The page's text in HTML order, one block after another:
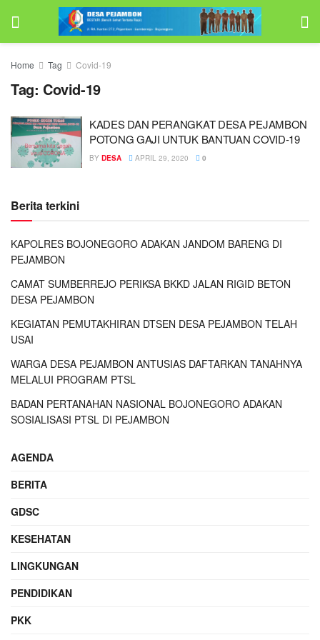
Home Tag Covid-19
Tag: Covid-19
KADES DAN PERANGKAT DESA PEJAMBON
POTONG GAJI UNTUK BANTUAN COVID-19
BY DESA APRIL 29, 2020 0
Berita terkini
KAPOLRES BOJONEGORO ADAKAN JANDOM BARENG DI
PEJAMBON
CAMAT SUMBERREJO PERIKSA BKKD JALAN RIGID BETON
DESA PEJAMBON
KEGIATAN PEMUTAKHIRAN DTSEN DESA PEJAMBON TELAH
USAI
WARGA DESA PEJAMBON ANTUSIAS DAFTARKAN TANAHNYA
MELALUI PROGRAM PTSL
BADAN PERTANAHAN NASIONAL BOJONEGORO ADAKAN
SOSIALISASI PTSL DI PEJAMBON
AGENDA
BERITA
GDSC
KESEHATAN
LINGKUNGAN
PENDIDIKAN
PKK